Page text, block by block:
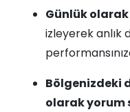
Günlük olarak
izleyerek anlık
Bölgenizdeki
olarak yorum